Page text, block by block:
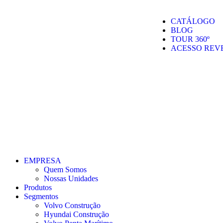
CATÁLOGO
BLOG
TOUR 360º
ACESSO
EMPRESA
Quem Somos
Nossas Unidades
Produtos
Segmentos
Volvo Construção
Hyundai Construção